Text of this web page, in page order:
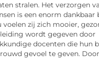
stralen. Het verzorgen
is een enorm dankbaar
voelen zij zich mooier,
wordt gegeven door
docenten die hun
gevoel te geven.